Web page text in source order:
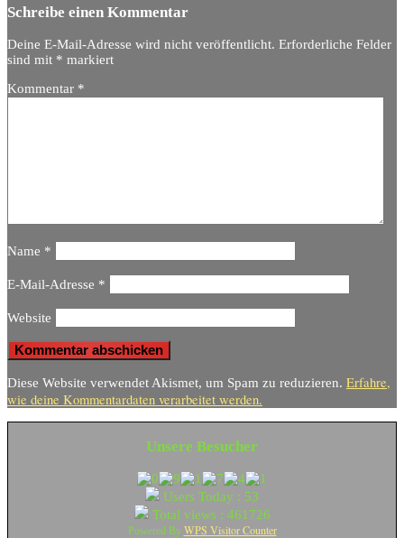
Schreibe einen Kommentar
Deine E-Mail-Adresse wird nicht veröffentlicht. Erforderliche Felder
sind mit * markiert
Kommentar *
Name *
E-Mail-Adresse *
Website
Diese Website verwendet Akismet, um Spam zu reduzieren. Erfahre,
wie deine Kommentardaten verarbeitet werden.
Unsere Besucher
Users Today : 53
Total views : 461726
Powered By WPS Visitor Counter